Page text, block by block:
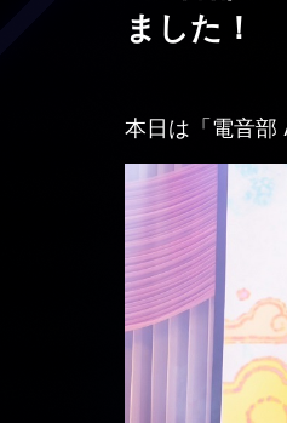
ました！
本日は「電音部